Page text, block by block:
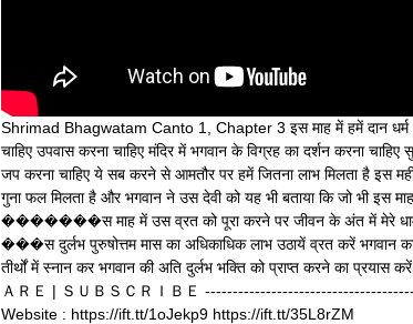
Shrimad Bhagwatam Canto 1, Chapter 3 इस माह में हमें दान धर्म
चाहिए उपवास करना चाहिए मंदिर में भगवान के विग्रह का दर्शन करना
जप करना चाहिए ये सब करने से आमतौर पर हमें जितना लाभ मिलता है इस
गुना फल मिलता है और भगवान ने उस देवी को यह भी बताया कि जो भी इस
�������स माह में उस व्रत को पूरा करने पर जीवन के अंत में मेरे धाम
���स दुर्लभ पुरुषोत्तम मास का अधिकाधिक लाभ उठायें व्रत करें भगवान
तीर्थों में स्नान कर भगवान की अति दुर्लभ भक्ति को प्राप्त करने का
ＡＲＥ | ＳＵＢＳＣＲＩＢＥ
Website : https://ift.tt/1oJekp9 https://ift.tt/35L8rZM